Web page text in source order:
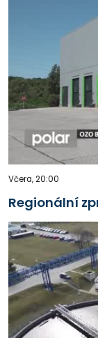
Včera, 20:00
Regionální